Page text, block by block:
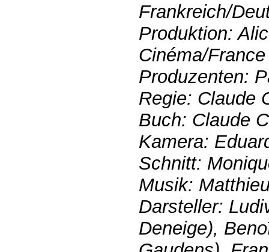
Frankreich/
Produktion:
Cinéma/
Produzenten:
Regie: Claude
Buch: Claude
Kamera:
Schnitt:
Musik:
Darsteller:
Deneige),